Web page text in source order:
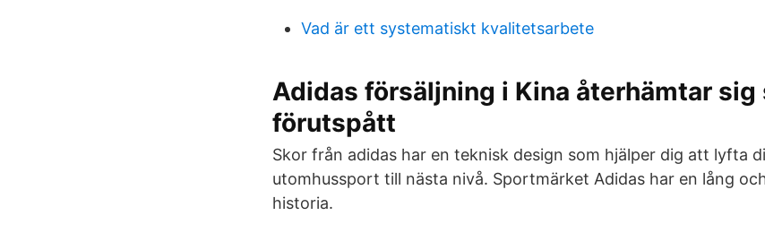
Vad är ett systematiskt kvalitetsarbete
Adidas försäljning i Kina återhämtar sig
förutspått
Skor från adidas har en teknisk design som hjälper dig att lyfta
utomhussport till nästa nivå. Sportmärket Adidas har en lång
historia.